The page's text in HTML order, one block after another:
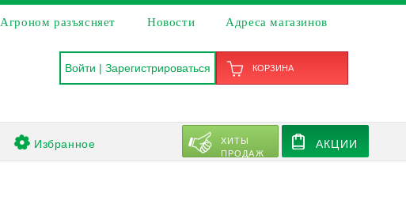
Агроном разъясняет Новости Адреса магазинов
Войти | Зарегистрироваться КОРЗИНА
Избранное
ХИТЫ
ПРОДАЖ
АКЦИИ